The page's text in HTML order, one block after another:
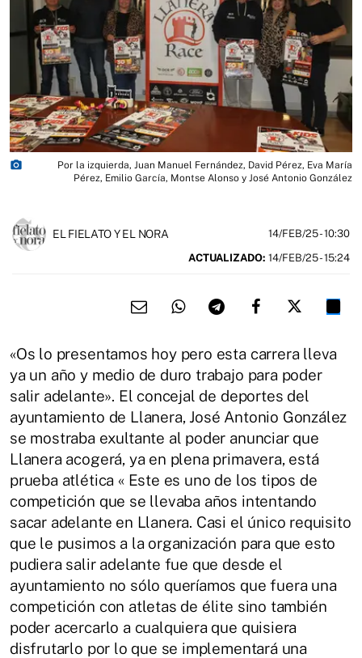
photo_camera
Por la izquierda, Juan Manuel Fernández, David Pérez, Eva María
Pérez, Emilio García, Montse Alonso y José Antonio González
EL FIELATO Y EL NORA 14/FEB/25- 10:30
ACTUALIZADO: 14/FEB/25 - 15:24
«Os lo presentamos hoy pero esta carrera lleva
ya un año y medio de duro trabajo para poder
salir adelante». El concejal de deportes del
ayuntamiento de Llanera, José Antonio González
se mostraba exultante al poder anunciar que
Llanera acogerá, ya en plena primavera, está
prueba atlética « Este es uno de los tipos de
competición que se llevaba años intentando
sacar adelante en Llanera. Casi el único requisito
que le pusimos a la organización para que esto
pudiera salir adelante fue que desde el
ayuntamiento no sólo queríamos que fuera una
competición con atletas de élite sino también
poder acercarlo a cualquiera que quisiera
disfrutarlo por lo que se implementará una